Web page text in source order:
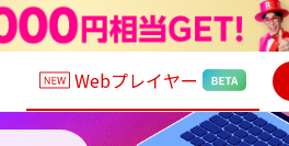
Webプレイヤー